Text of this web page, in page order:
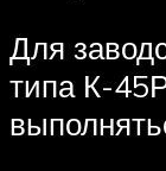
Для
типа К-